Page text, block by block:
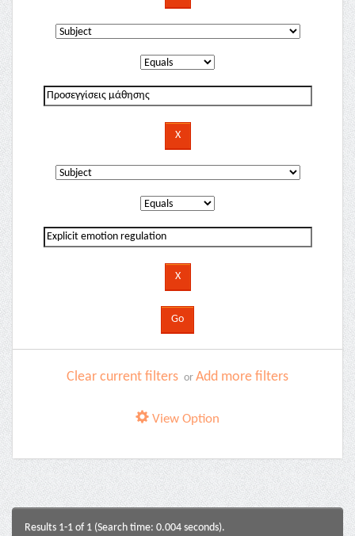
Clear current filters or Add more filters
View Option
Results 1-1 of 1 (Search time: 0.004 seconds).